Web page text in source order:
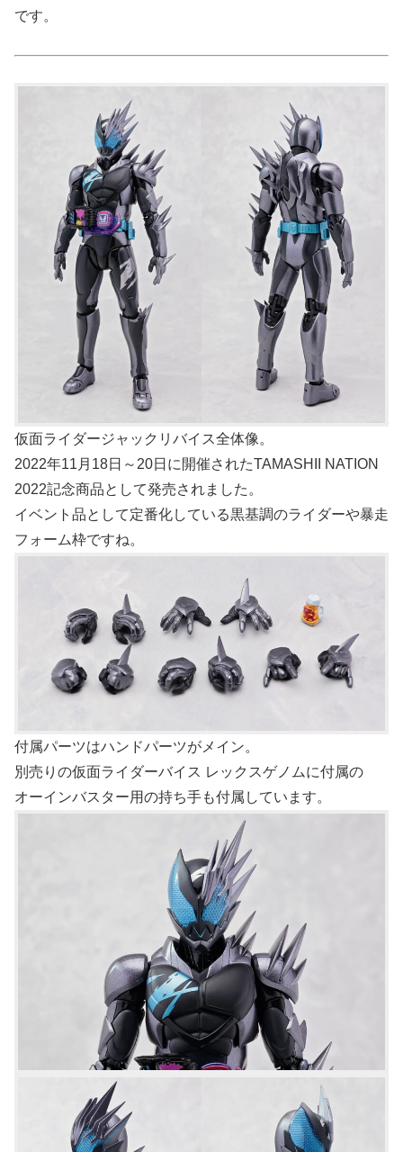
です。
仮面ライダージャックリバイス全体像。
2022年11月18日～20日に開催されたTAMASHII NATION
2022記念商品として発売されました。
イベント品として定番化している黒基調のライダーや暴走
フォーム枠ですね。
付属パーツはハンドパーツがメイン。
別売りの仮面ライダーバイス レックスゲノムに付属の
オーインバスター用の持ち手も付属しています。